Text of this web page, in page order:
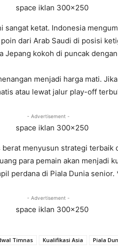
sangat ketat. Indonesia
dari Arab Saudi di posisi
Jepang kokoh di puncak
menjadi harga mati.
atau lewat jalur play-off
- Advertisement -
menyusun strategi terbaik
para pemain akan menjadi
perdana di Piala Dunia senior.
- Advertisement -
Timnas Kualifikasi Asia Piala